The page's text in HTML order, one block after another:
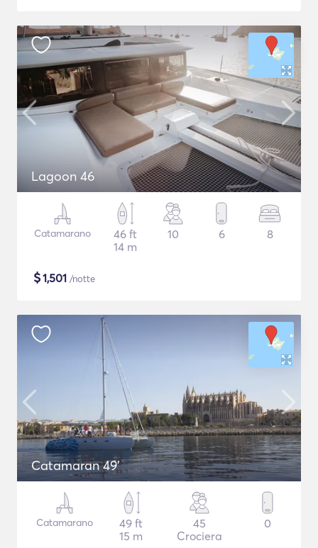
Lagoon 46
Catamarano
46 ft
14 m
10 6 8
$1,501 /notte
Catamaran 49'
Catamarano
49 ft
15 m
45
Crociera
0